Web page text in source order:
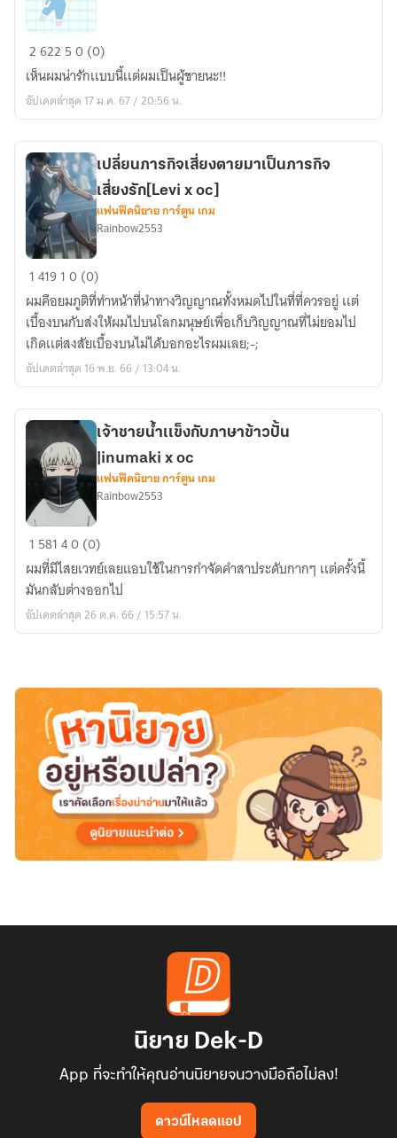
oc]
[fic
MHA]ใคร
ก็
ว่า
นั้น
น่า
รัก
2622 50 (0)
เห็นผมน่ารักเเบบนี้เเต่ผมเป็นผู้ชายนะ!!
อัปเดตล่าสุด 17 ม.ค. 67 / 20:56 น.
เปลี่ยน
ภารกิจ
เสี่ยง
ตาย
มา
เป็น
เสี่ยง
รัก[Levi
x
oc]
เปลี่ยนภารกิจเสี่ยงตายมาเป็นภารกิจ
เสี่ยงรัก[Levi x oc]
แฟนฟิคนิยาย การ์ตูน เกม
Rainbow2553
1419 10 (0)
ผมคือยมภูติที่ทำหน้าที่นำทางวิญญาณทั้งหมดไปในที่ที่ควรอยู่ เเต่
เบื้องบนกับส่งให้ผมไปบนโลกมนุษย์เพื่อเก็บวิญญาณที่ไม่ยอมไป
เกิดเเต่สงสัยเบื้องบนไม่ได้บอกอะไรผมเลย;-;
อัปเดตล่าสุด 16 พ.ย. 66 / 13:04 น.
เจ้า
ชาย
น้ำ
เเข็
งกับ
ปั้น
|inumaki
เจ้าชายน้ำเเข็งกับภาษาข้าวปั้น
|inumaki x oc
แฟนฟิคนิยาย การ์ตูน เกม
Rainbow2553
1 58140 (0)
ผมที่มีไสยเวทย์เลยแอบใช้ในการกำจัดคำสาประดับกากๆ เเต่ครั้งนี้
มันกลับต่างออกไป
อัปเดตล่าสุด 26 ต.ค. 66 / 15:57 น.
นิยาย Dek-D
App ที่จะทำให้คุณอ่านนิยายจนวางมือถือไม่ลง!
ดาวน์โหลดแอป